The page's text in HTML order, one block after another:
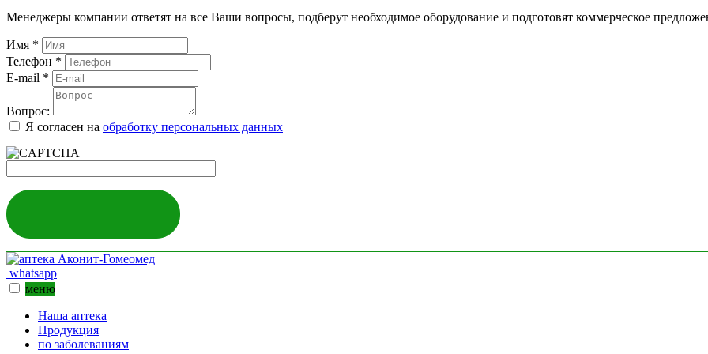
Менеджеры компании ответят на все Ваши вопросы, подберут необходимое оборудование и подготовят коммерческое
Имя *
Телефон *
E-mail *
Вопрос:
Я согласен на обработку персональных данных
whatsapp
меню
Наша аптека
Продукция
по заболеваниям